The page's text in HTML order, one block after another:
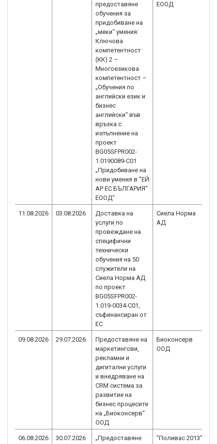
предоставяне
обучения за
придобиване на
„меки“ умения:
Ключова
компетентност
(КК) 2 –
Многоезикова
компетентност –
„Обучения по
английски език и
бизнес
английски“ във
връзка с
изпълнение на
проект
BG05SFPR002-
1.0190089-C01
„Придобиване на
нови умения в "ЕЙ
АР ЕС БЪЛГАРИЯ"
ЕООД“
ЕООД
11.08.2026 03.08.2026
Доставка на
услуги по
провеждане на
специфични
технически
обучения на 50
служители на
Сиела Норма АД
по проект
BG05SFPR002-
1.019-0034-C01,
съфинансиран от
ЕС
Сиела Норма
АД
09.08.2026 29.07.2026
Предоставяне на
маркетингови,
рекламни и
дигитални услуги
и внедряване на
CRM система за
развитие на
бизнес процесите
на „Биоконсерв“
ООД
Биоконсерв
ООД
06.08.2026 30.07.2026
„Предоставяне
"Поливас 2013"